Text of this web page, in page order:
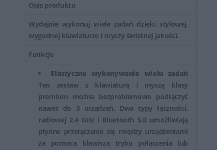
Opis produktu
Wydajnie wykonuj wiele zadań dzięki stylowej,
wygodnej klawiaturze i myszy świetnej jakości.
Funkcje
Elastyczne wykonywanie wielu zadań
Ten zestaw z klawiaturą i myszą klasy
premium można bezproblemowo podłączyć
nawet do 3 urządzeń. Dwa typy łączności,
radiowej 2.4 GHz i Bluetooth 5.0 umożliwiają
płynne przełączanie się między urządzeniami
za pomocą klawisza trybu połączenia lub